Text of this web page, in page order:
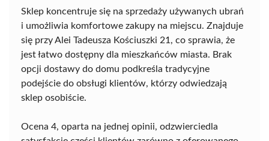
Sklep koncentruje się na sprzedaży używanych ubrań
i umożliwia komfortowe zakupy na miejscu. Znajduje
się przy Alei Tadeusza Kościuszki 21, co sprawia, że
jest łatwo dostępny dla mieszkańców miasta. Brak
opcji dostawy do domu podkreśla tradycyjne
podejście do obsługi klientów, którzy odwiedzają
sklep osobiście.
Ocena 4, oparta na jednej opinii, odzwierciedla